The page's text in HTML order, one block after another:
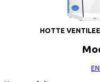
HOTTE